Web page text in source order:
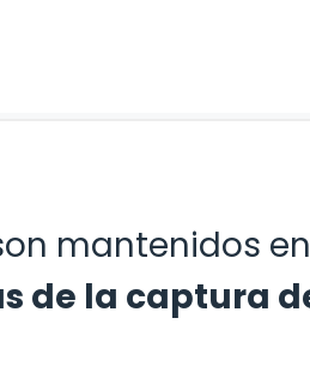
mantenidos
de la captura